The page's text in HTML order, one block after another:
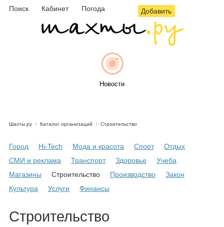
Поиск Кабинет Погода Добавить
Новости
Объявления
Шахты.ру Каталог организаций Строительство
Город Hi-Tech Мода и красота Спорт
Отдых
СМИ и реклама
Транспорт Здоровье
Учеба
Магазины
Строительство Производство
Закон
Культура
Услуги Финансы
Строительство